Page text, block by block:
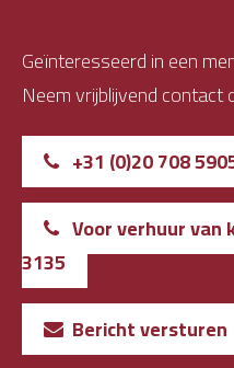
Geïnteresseerd in een
Neem vrijblijvend contact
+31 (0)20 708
Voor verhuur van
3135
Bericht versturen